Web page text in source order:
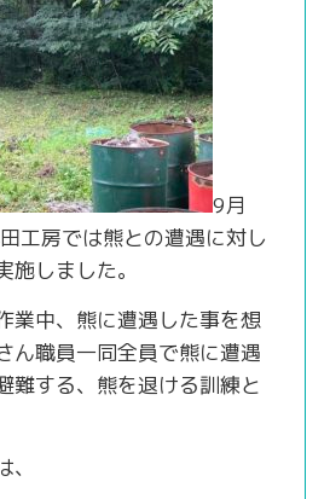
9月
工房では熊との遭遇に対し
施しました。
業中、熊に遭遇した事を想
ん職員一同全員で熊に遭遇
難する、熊を退ける訓練と